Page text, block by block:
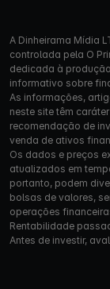
A Dinheirama Mídia
controlada pela O
dedicada à
informativo sobre
As informações,
neste site têm
recomendação de
venda de ativos
Os dados e preços
atualizados em
portanto, podem
bolsas de valores,
operações
Rentabilidade
Antes de investir,